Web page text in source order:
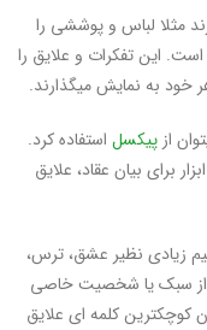
مثلا لباس و پوششی را
است. این تفکرات و علایق را
خود به نمایش میگذارند.
از پیکسل استفاده کرد.
برای بیان عقاد، علایق
زیادی نظیر عشق، ترس،
از سبک یا شخصیت خاصی
کوچکترین کلمه ای علایق